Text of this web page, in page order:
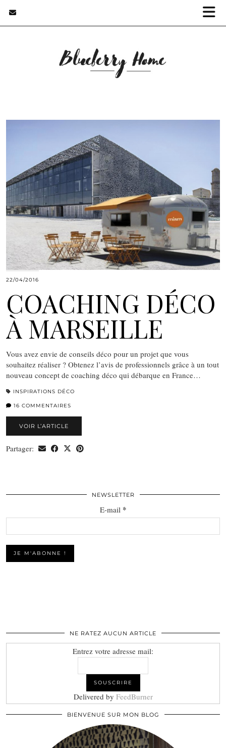
22/04/2016
COACHING DÉCO
À MARSEILLE
Vous avez envie de conseils déco pour un projet que vous
souhaitez réaliser ? Obtenez l’avis de professionnels grâce à un tout
nouveau concept de coaching déco qui débarque en France…
INSPIRATIONS DÉCO
16 COMMENTAIRES
VOIR L’ARTICLE
Partager:
NEWSLETTER
E-mail *
NE RATEZ AUCUN ARTICLE
Entrez votre adresse mail:
Delivered by FeedBurner
BIENVENUE SUR MON BLOG